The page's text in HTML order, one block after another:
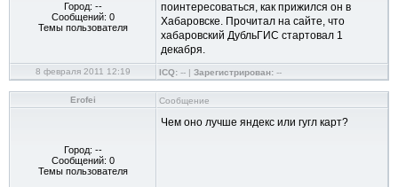
Город: --
Сообщений: 0
Темы пользователя
поинтересоваться, как прижился он в
Хабаровске. Прочитал на сайте, что
хабаровский ДубльГИС стартовал 1
декабря.
8 февраля 2011 12:19 ICQ: -- | Зарегистрирован: --
Erofei Сообщение
Город: --
Сообщений: 0
Темы пользователя
Чем оно лучше яндекс или гугл карт?